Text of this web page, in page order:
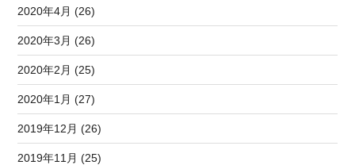
2020年4月 (26)
2020年3月 (26)
2020年2月 (25)
2020年1月 (27)
2019年12月 (26)
2019年11月 (25)